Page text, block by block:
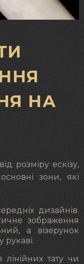
НА
розміру ескізу,
зони, які
дизайнів.
зображення
а візерунок
рукаві.
тату чи